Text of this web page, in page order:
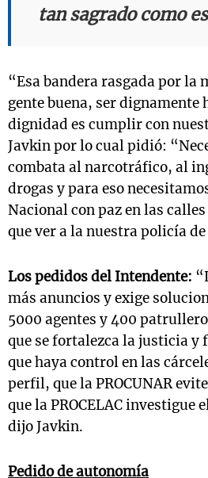
tan sagrado como
“Esa bandera rasgada por la
gente buena, ser dignamente
dignidad es cumplir con
Javkin por lo cual pidió:
combata al narcotráfico, al
drogas y para eso
Nacional con paz en las
que ver a la nuestra policía
Los pedidos del Intendente:
más anuncios y exige
5000 agentes y 400
que se fortalezca la justicia y
que haya control en las
perfil, que la PROCUNAR
que la PROCELAC investigue
dijo Javkin.
Pedido de autonomía